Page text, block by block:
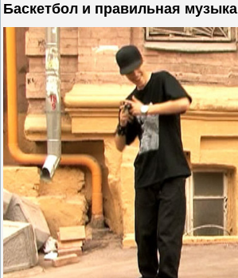
Баскетбол и правильная музыка